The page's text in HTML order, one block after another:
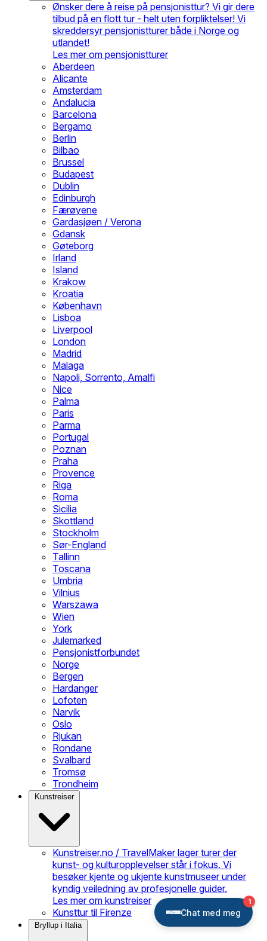
Ønsker dere å reise på pensjonisttur? Vi gir dere
tilbud på en flott tur - helt uten forpliktelser! Vi
skreddersyr pensjonistturer både i Norge og
utlandet!
Les mer om pensjonistturer
Aberdeen
Alicante
Amsterdam
Andalucia
Barcelona
Bergamo
Berlin
Bilbao
Brussel
Budapest
Dublin
Edinburgh
Færøyene
Gardasjøen / Verona
Gdansk
Gøteborg
Irland
Island
Krakow
Kroatia
København
Lisboa
Liverpool
London
Madrid
Malaga
Napoli, Sorrento, Amalfi
Nice
Palma
Paris
Parma
Portugal
Poznan
Praha
Provence
Riga
Roma
Sicilia
Skottland
Stockholm
Sør-England
Tallinn
Toscana
Umbria
Vilnius
Warszawa
Wien
York
Julemarked
Pensjonistforbundet
Norge
Bergen
Hardanger
Lofoten
Narvik
Oslo
Rjukan
Rondane
Svalbard
Tromsø
Trondheim
Kunstreiser
Kunstreiser.no / TravelMaker lager turer der
kunst- og kulturopplevelser står i fokus. Vi
besøker kjente og ukjente kunstmuseer under
kyndig veiledning av profesjonelle guider.
Les mer om kunstreiser
Kunsttur til Firenze
Bryllup i Italia